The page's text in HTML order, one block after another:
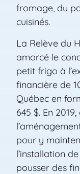
fromage, du
cuisinés.
La Relève du
amorcé le
petit frigo à
financière de
Québec en
645 $. En
pour y
l’installation
pousser des